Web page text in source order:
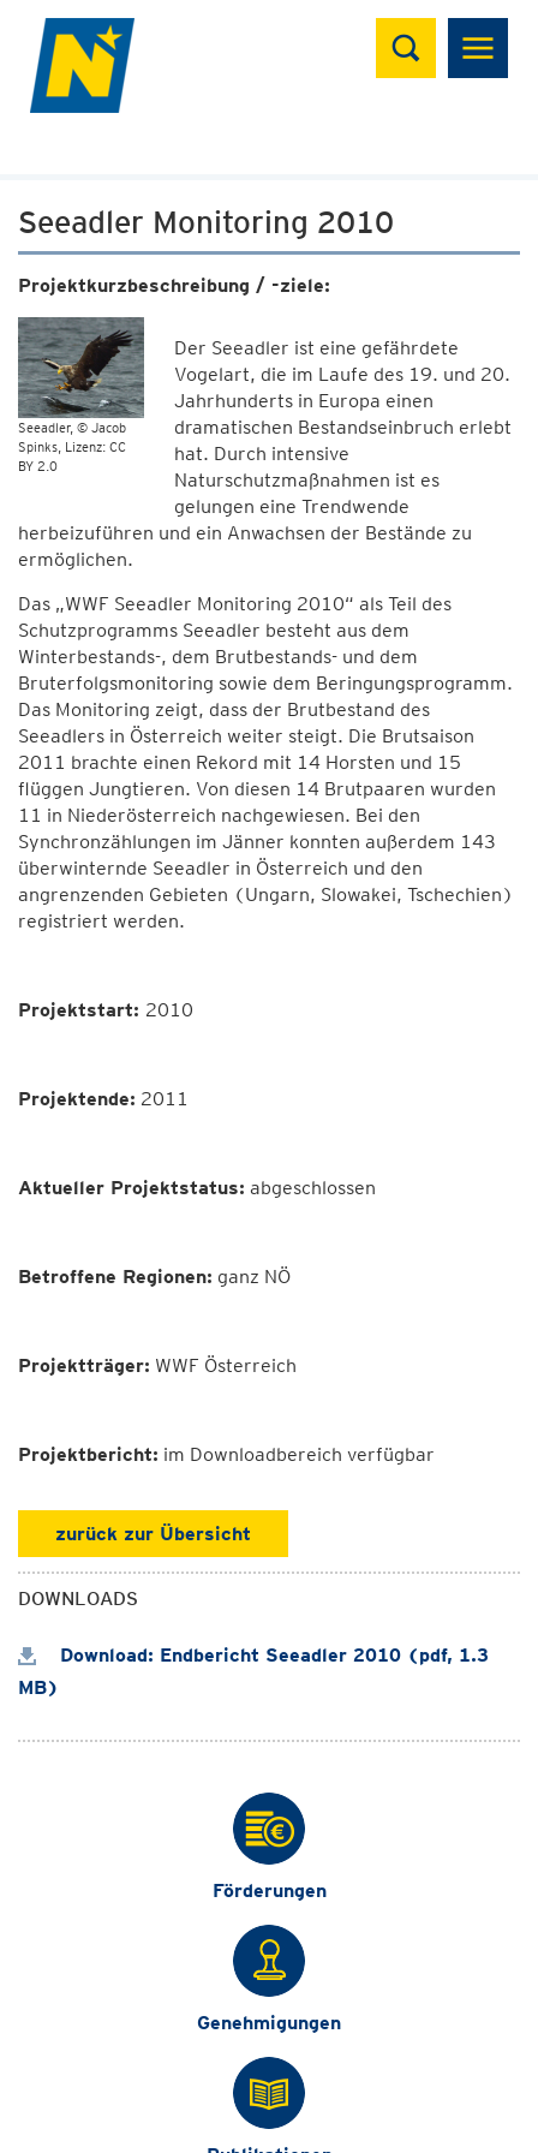
Suchen
Seeadler Monitoring 2010
Projektkurzbeschreibung / -ziele:
Seeadler © Jacob
Spinks, Lizenz: CC
BY 2.0
Der Seeadler ist eine gefährdete
Vogelart, die im Laufe des 19. und 20.
Jahrhunderts in Europa einen
dramatischen Bestandseinbruch erlebt
hat. Durch intensive
Naturschutzmaßnahmen ist es
gelungen eine Trendwende
herbeizuführen und ein Anwachsen der Bestände zu
ermöglichen.
Das „WWF Seeadler Monitoring 2010“ als Teil des
Schutzprogramms Seeadler besteht aus dem
Winterbestands-, dem Brutbestands- und dem
Bruterfolgsmonitoring sowie dem Beringungsprogramm.
Das Monitoring zeigt, dass der Brutbestand des
Seeadlers in Österreich weiter steigt. Die Brutsaison
2011 brachte einen Rekord mit 14 Horsten und 15
flüggen Jungtieren. Von diesen 14 Brutpaaren wurden
11 in Niederösterreich nachgewiesen. Bei den
Synchronzählungen im Jänner konnten außerdem 143
überwinternde Seeadler in Österreich und den
angrenzenden Gebieten (Ungarn, Slowakei, Tschechien)
registriert werden.
Projektstart: 2010
Projektende: 2011
Aktueller Projektstatus: abgeschlossen
Betroffene Regionen: ganz NÖ
Projektträger: WWF Österreich
Projektbericht: im Downloadbereich verfügbar
zurück zur Übersicht
DOWNLOADS
Download: Endbericht Seeadler 2010 (pdf, 1.3
MB)
Förderungen
Genehmigungen